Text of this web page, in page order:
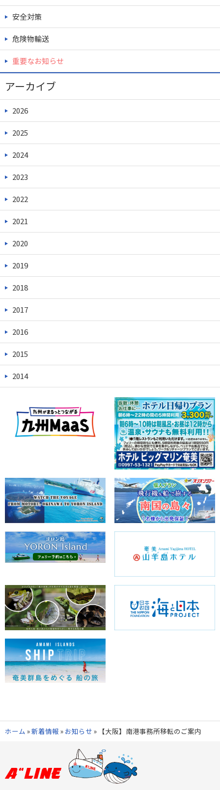
安全対策
危険物輸送
重要なお知らせ
アーカイブ
2026
2025
2024
2023
2022
2021
2020
2019
2018
2017
2016
2015
2014
ホーム »新着情報 » お知らせ » 【大阪】南港事務所移転のご案内